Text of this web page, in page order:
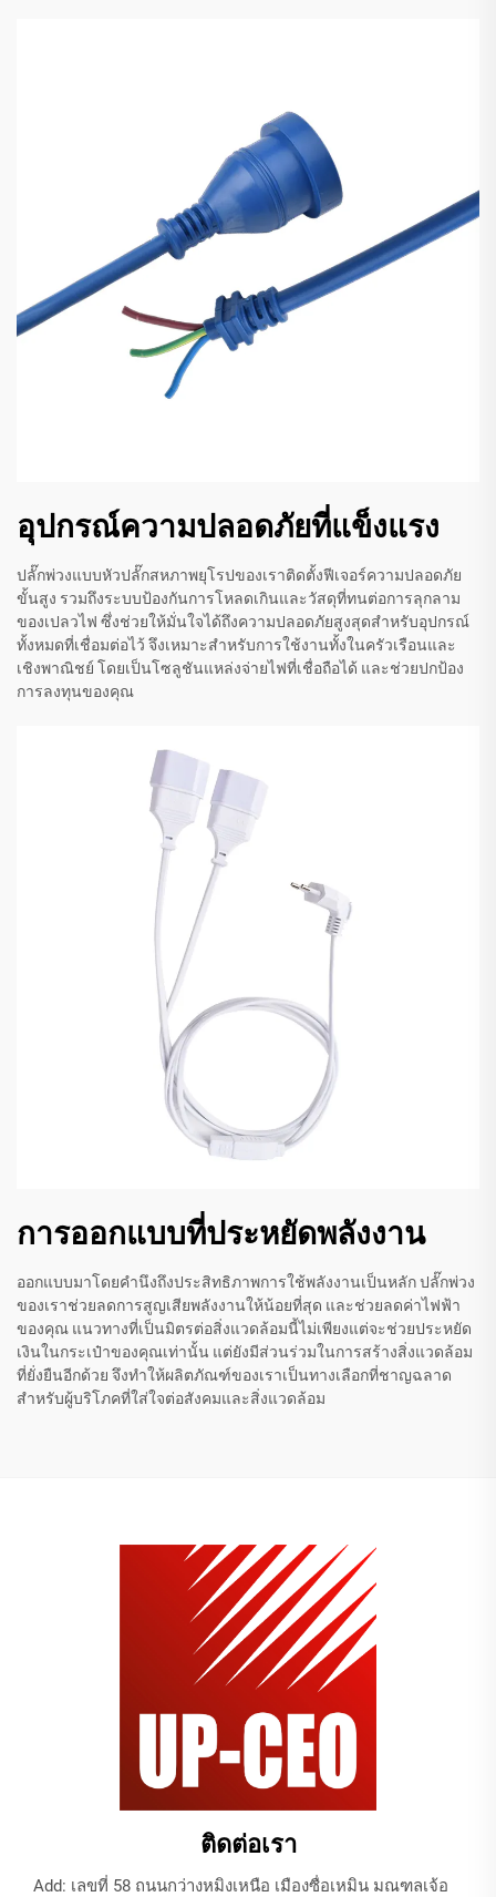
อุปกรณ์ความปลอดภัยที่แข็งแรง
ปลั๊กพ่วงแบบหัวปลั๊กสหภาพยุโรปของเราติดตั้งฟีเจอร์ความปลอดภัย
ขั้นสูง รวมถึงระบบป้องกันการโหลดเกินและวัสดุที่ทนต่อการลุกลาม
ของเปลวไฟ ซึ่งช่วยให้มั่นใจได้ถึงความปลอดภัยสูงสุดสำหรับอุปกรณ์
ทั้งหมดที่เชื่อมต่อไว้ จึงเหมาะสำหรับการใช้งานทั้งในครัวเรือนและ
เชิงพาณิชย์ โดยเป็นโซลูชันแหล่งจ่ายไฟที่เชื่อถือได้ และช่วยปกป้อง
การลงทุนของคุณ
การออกแบบที่ประหยัดพลังงาน
ออกแบบมาโดยคำนึงถึงประสิทธิภาพการใช้พลังงานเป็นหลัก ปลั๊กพ่วง
ของเราช่วยลดการสูญเสียพลังงานให้น้อยที่สุด และช่วยลดค่าไฟฟ้า
ของคุณ แนวทางที่เป็นมิตรต่อสิ่งแวดล้อมนี้ไม่เพียงแต่จะช่วยประหยัด
เงินในกระเป๋าของคุณเท่านั้น แต่ยังมีส่วนร่วมในการสร้างสิ่งแวดล้อม
ที่ยั่งยืนอีกด้วย จึงทำให้ผลิตภัณฑ์ของเราเป็นทางเลือกที่ชาญฉลาด
สำหรับผู้บริโภคที่ใส่ใจต่อสังคมและสิ่งแวดล้อม
ติดต่อเรา
Add: เลขที่ 58 ถนนกว่างหมิงเหนือ เมืองซื่อเหมิน มณฑลเจ้อ